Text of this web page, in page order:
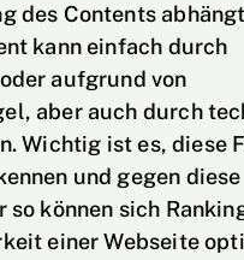
des Contents
kann einfach durch
aufgrund von
aber auch durch
Wichtig ist es, diese
und gegen diese
so können sich
einer Webseite